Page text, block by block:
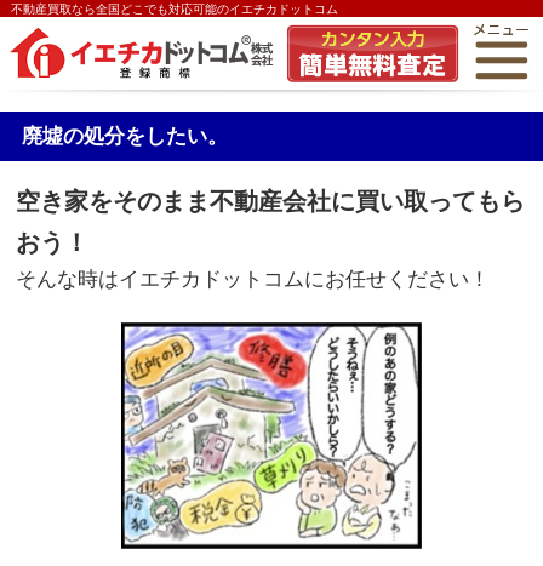
不動産買取なら全国どこでも対応可能のイエチカドットコム
廃墟の処分をしたい。
空き家をそのまま不動産会社に買い取ってもら
おう！
そんな時はイエチカドットコムにお任せください！